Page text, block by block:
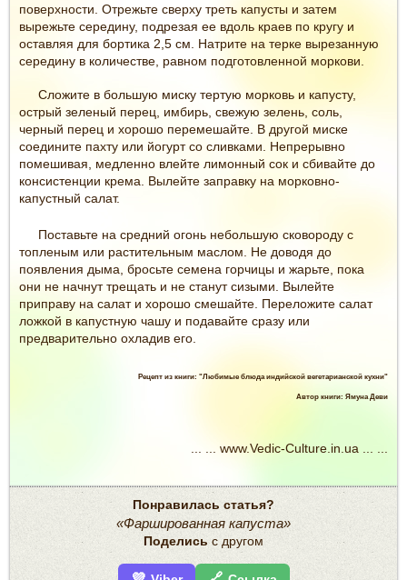
поверхности. Отрежьте сверху треть капусты и затем
вырежьте середину, подрезая ее вдоль краев по кругу и
оставляя для бортика 2,5 см. Натрите на терке вырезанную
середину в количестве, равном подготовленной моркови.
Сложите в большую миску тертую морковь и капусту,
острый зеленый перец, имбирь, свежую зелень, соль,
черный перец и хорошо перемешайте. В другой миске
соедините пахту или йогурт со сливками. Непрерывно
помешивая, медленно влейте лимонный сок и сбивайте до
консистенции крема. Вылейте заправку на морковно-
капустный салат.
Поставьте на средний огонь небольшую сковороду с
топленым или растительным маслом. Не доводя до
появления дыма, бросьте семена горчицы и жарьте, пока
они не начнут трещать и не станут сизыми. Вылейте
приправу на салат и хорошо смешайте. Переложите салат
ложкой в капустную чашу и подавайте сразу или
предварительно охладив его.
Рецепт из книги: "Любимые блюда индийской вегетарианской кухни"
Автор книги: Ямуна Деви
... ... www.Vedic-Culture.in.ua ... ...
Понравилась статья?
«Фаршированная капуста»
Поделись с другом